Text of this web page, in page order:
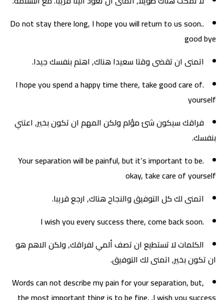
.Do not stay there long, I hope you will return to us soon.
good bye
اتمنى ان تقضى وقتا سعيدا هناك, اهتم بنفسك جيدا.
.I hope you spend a happy time there, take good care of
yourself
فراقك سيكون شئ مؤلم ولكن المهم ان تكون بخير, اعتني
بنفسك.
.Your separation will be painful, but it’s important to be
okay, take care of yourself
اتمنى لك كل التوفيق والنجاح هناك, ارجع قريبا.
.I wish you every success there, come back soon
الكلمات لا تستطيع ان تصف ألمي لفراقك, ولكن الاهم هو
ان تكون بخير, اتمنى لك التوفيق.
,Words can not describe my pain for your separation, but